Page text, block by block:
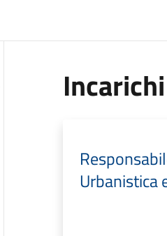
Incarichi
Urbanistica